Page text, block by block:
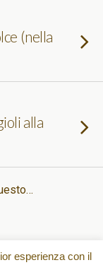
(nella
alla
esperienza con il